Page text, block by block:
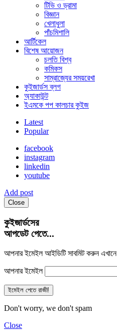
টিভি ও ড্রামা
বিজ্ঞান
খেলাধুলা
পাঁচমিশালি
আর্টিকেল
বিশেষ আয়োজন
চলতি বিশ্ব
কমিকস
সাম্রাজ্যের সময়রেখা
কুইজার্ডস ব্লগ
অ্যাকাউন্ট
ইএমকে পপ কালচার কুইজ
Latest
Popular
facebook
instagram
linkedin
youtube
Add post
Close
কুইজার্ডসের
আপডেট পেতে...
আপনার ইমেইল আইডিটি সাবমিট করুন এখানে
আপনার ইমেইল
Don't worry, we don't spam
Close